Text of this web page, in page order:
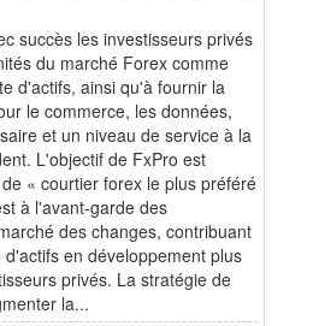
succès les investisseurs privés
du marché Forex comme
d'actifs, ainsi qu'à fournir la
le commerce, les données,
et un niveau de service à la
L'objectif de FxPro est
« courtier forex le plus préféré
à l'avant-garde des
des changes, contribuant
en développement plus
privés. La stratégie de
la...